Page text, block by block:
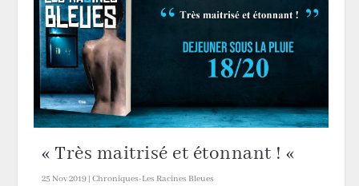
« Très maitrisé et étonnant ! «
25 Nov 2019 |Chroniques-Les Racines Bleues